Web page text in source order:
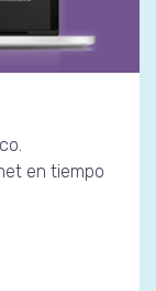
en tiempo